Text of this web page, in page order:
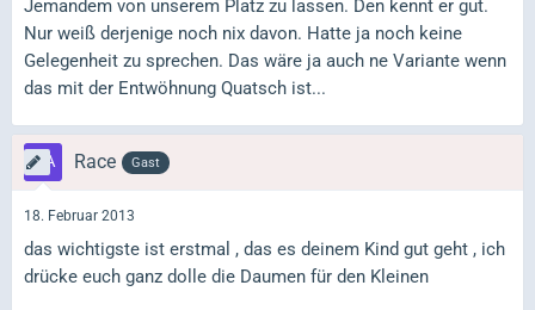
Jemandem von unserem Platz zu lassen. Den kennt er gut.
Nur weiß derjenige noch nix davon. Hatte ja noch keine
Gelegenheit zu sprechen. Das wäre ja auch ne Variante wenn
das mit der Entwöhnung Quatsch ist...
Race Gast
18. Februar 2013
das wichtigste ist erstmal , das es deinem Kind gut geht , ich
drücke euch ganz dolle die Daumen für den Kleinen